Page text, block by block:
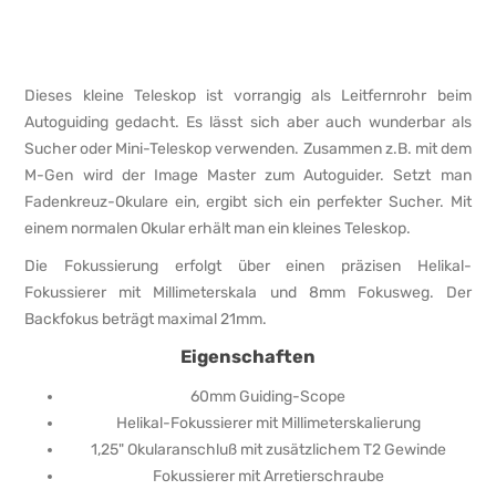
Dieses kleine Teleskop ist vorrangig als Leitfernrohr beim
Autoguiding gedacht. Es lässt sich aber auch wunderbar als
Sucher oder Mini-Teleskop verwenden. Zusammen z.B. mit dem
M-Gen wird der Image Master zum Autoguider. Setzt man
Fadenkreuz-Okulare ein, ergibt sich ein perfekter Sucher. Mit
einem normalen Okular erhält man ein kleines Teleskop.
Die Fokussierung erfolgt über einen präzisen Helikal-
Fokussierer mit Millimeterskala und 8mm Fokusweg. Der
Backfokus beträgt maximal 21mm.
Eigenschaften
60mm Guiding-Scope
Helikal-Fokussierer mit Millimeterskalierung
1,25" Okularanschluß mit zusätzlichem T2 Gewinde
Fokussierer mit Arretierschraube